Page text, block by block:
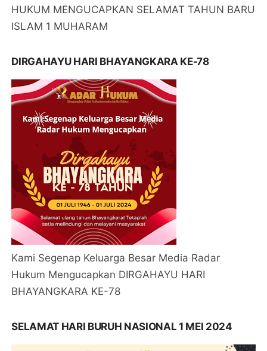
HUKUM MENGUCAPKAN SELAMAT TAHUN BARU
ISLAM 1 MUHARAM
DIRGAHAYU HARI BHAYANGKARA KE-78
Kami Segenap Keluarga Besar Media Radar
Hukum Mengucapkan DIRGAHAYU HARI
BHAYANGKARA KE-78
SELAMAT HARI BURUH NASIONAL 1 MEI 2024